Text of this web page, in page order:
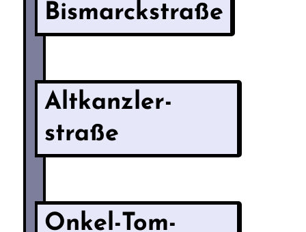
Bismarckstraße
Altkanzler­
straße
Onkel-Tom-